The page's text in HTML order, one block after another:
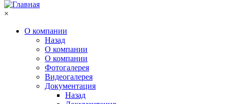
×
О компании
Назад
О компании
О компании
Фотогалерея
Видеогалерея
Документация
Назад